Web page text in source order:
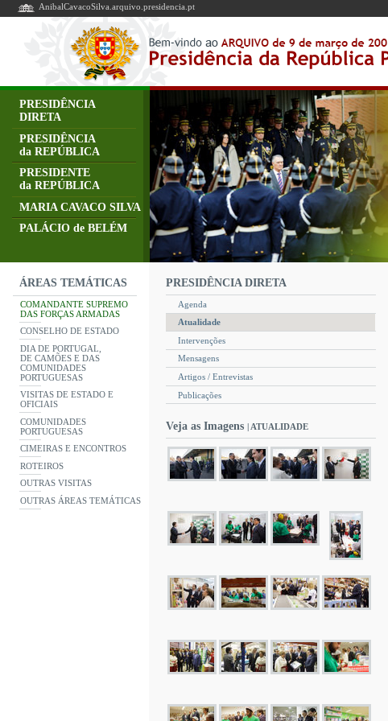
AnibalCavacoSilva.arquivo.presidencia.pt
PRESIDÊNCIA
DIRETA
PRESIDÊNCIA
da REPÚBLICA
PRESIDENTE
da REPÚBLICA
MARIA CAVACO SILVA
PALÁCIO de BELÉM
ÁREAS TEMÁTICAS
COMANDANTE SUPREMO
DAS FORÇAS ARMADAS
CONSELHO DE ESTADO
DIA DE PORTUGAL,
DE CAMÕES E DAS
COMUNIDADES
PORTUGUESAS
VISITAS DE ESTADO E
OFICIAIS
COMUNIDADES
PORTUGUESAS
CIMEIRAS E ENCONTROS
ROTEIROS
OUTRAS VISITAS
OUTRAS ÁREAS TEMÁTICAS
PRESIDÊNCIA DIRETA
Agenda
Atualidade
Intervenções
Mensagens
Artigos / Entrevistas
Publicações
Veja as Imagens | ATUALIDADE